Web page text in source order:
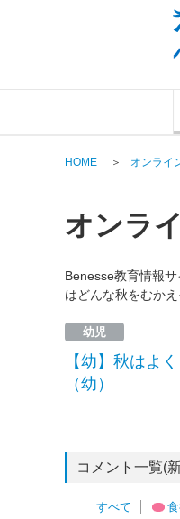
HOME ＞ オンライ
オンラ
Benesse教育情報
はどんな秋をむか
幼児
【幼】秋はよ
（幼）
コメント一覧(
すべて